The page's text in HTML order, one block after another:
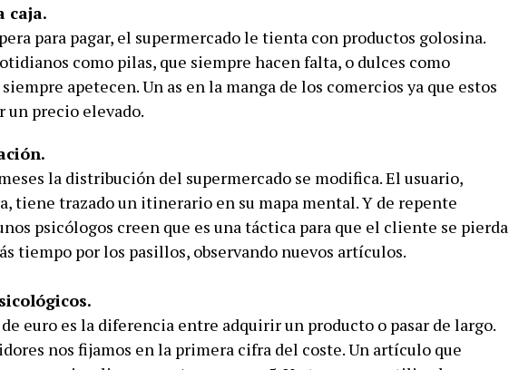
caja.
para pagar, el supermercado le tienta con productos golosina.
como pilas, que siempre hacen falta, o dulces como
apetecen. Un as en la manga de los comercios ya que estos
un precio elevado.
la distribución del supermercado se modifica. El usuario,
tiene trazado un itinerario en su mapa mental. Y de repente
psicólogos creen que es una táctica para que el cliente se pierda
tiempo por los pasillos, observando nuevos artículos.
euro es la diferencia entre adquirir un producto o pasar de largo.
nos fijamos en la primera cifra del coste. Un artículo que